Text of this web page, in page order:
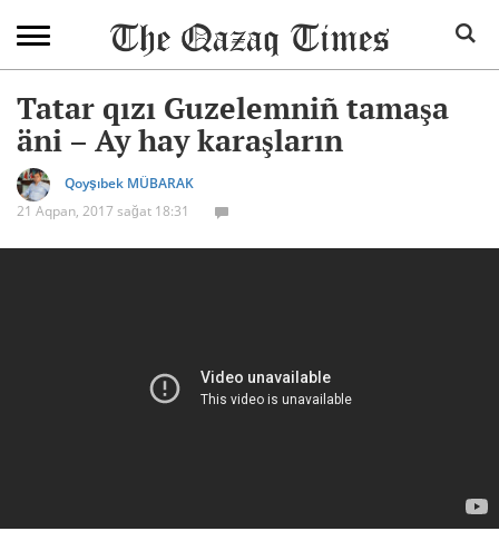
Tatar qızı Guzelemniñ tamaşa
äni – Ay hay karaşların
Qoyşıbek MÜBARAK
21 Aqpan, 2017 sağat 18:31